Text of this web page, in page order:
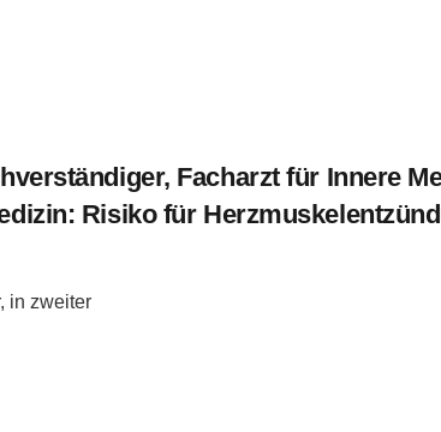
Facharzt für Innere
Risiko für
in zweiter